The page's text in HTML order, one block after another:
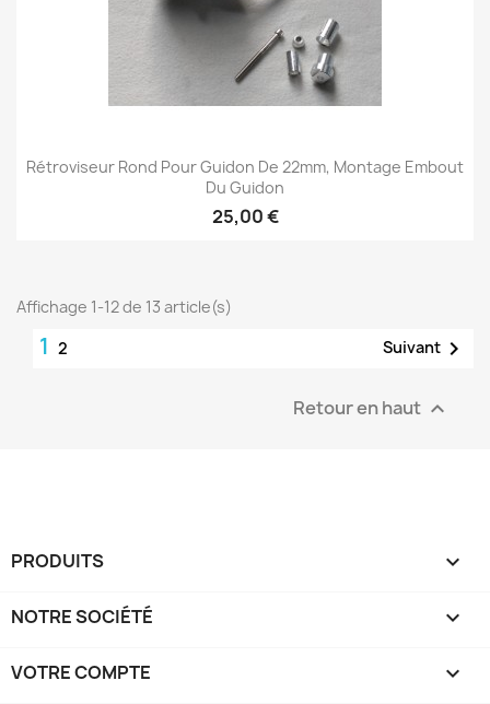
Rétroviseur Rond Pour Guidon De 22mm, Montage Embout
Du Guidon
25,00 €
Affichage 1-12 de 13 article(s)
1 2 Suivant 
Retour en haut 
PRODUITS 
NOTRE SOCIÉTÉ 
VOTRE COMPTE 